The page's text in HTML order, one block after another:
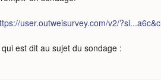
user.outweisurvey.com/v2/
est dit au sujet du sondage :